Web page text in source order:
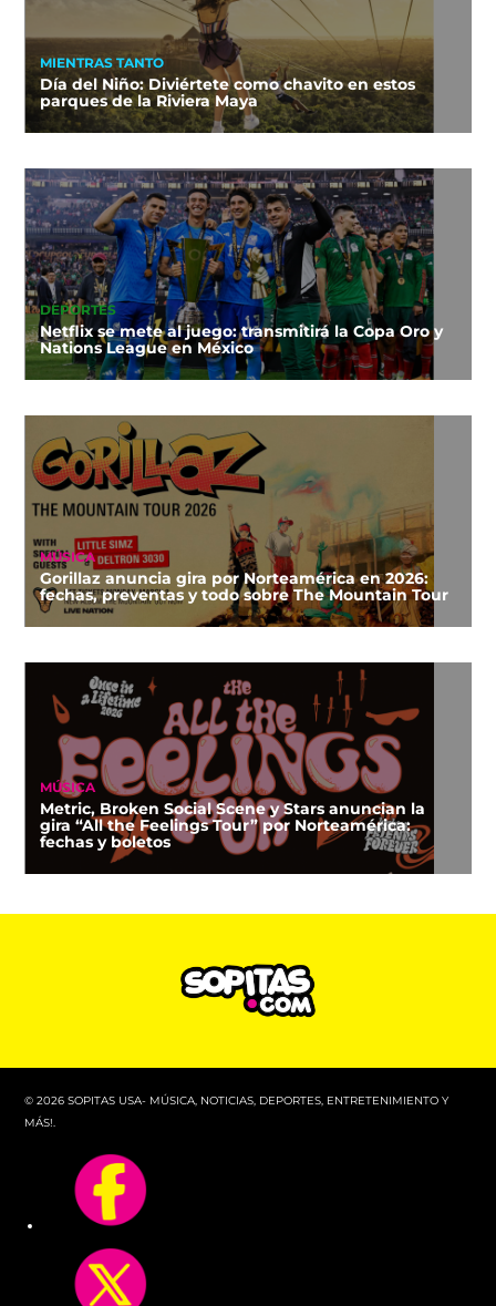
MIENTRAS TANTO
Día del Niño: Diviértete como chavito en estos
parques de la Riviera Maya
DEPORTES
Netflix se mete al juego: transmitirá la Copa Oro y
Nations League en México
MÚSICA
Gorillaz anuncia gira por Norteamérica en 2026:
fechas, preventas y todo sobre The Mountain Tour
MÚSICA
Metric, Broken Social Scene y Stars anuncian la
gira “All the Feelings Tour” por Norteamérica:
fechas y boletos
© 2026 SOPITAS USA- MÚSICA, NOTICIAS, DEPORTES, ENTRETENIMIENTO Y
MÁS!.